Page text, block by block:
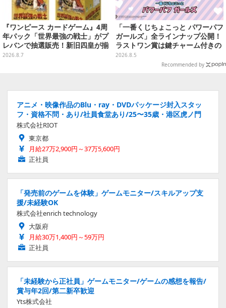
『ワンピース カードゲーム』4周
年パック「世界最強の戦士」がプ
レバンで抽選販売！新旧四皇が揃
い踏み、刃牙作者が描く「カイド
2026.8.7
「一番くじちょこっと パワーパフ
ガールズ」全ラインナップ公開！
ラストワン賞は鍵チャーム付きの
シール帳スペシャルセットを用意
2026.8.5
Recommended by
アニメ・映像作品のBlu・ray・DVDパッケージ封入スタッ
フ・資格不問・あり/社員食堂あり/25〜35歳・港区虎ノ門
株式会社RIOT
東京都
月給27万2,900円～37万5,600円
正社員
「発売前のゲームを体験」ゲームモニター/スキルアップ支
援/未経験OK
株式会社enrich technology
大阪府
月給30万1,400円～59万円
正社員
「未経験から正社員」ゲームモニター/ゲームの感想を報告/
賞与年2回/第二新卒歓迎
Yts株式会社